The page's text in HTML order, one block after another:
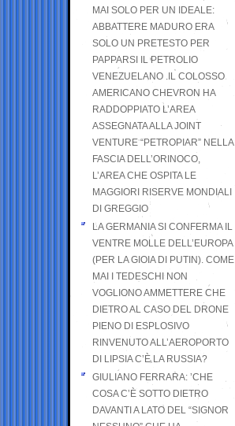
MAI SOLO PER UN IDEALE:
ABBATTERE MADURO ERA
SOLO UN PRETESTO PER
PAPPARSI IL PETROLIO
VENEZUELANO .IL COLOSSO
AMERICANO CHEVRON HA
RADDOPPIATO L’AREA
ASSEGNATA ALLA JOINT
VENTURE “PETROPIAR” NELLA
FASCIA DELL’ORINOCO,
L’AREA CHE OSPITA LE
MAGGIORI RISERVE MONDIALI
DI GREGGIO
LA GERMANIA SI CONFERMA IL
VENTRE MOLLE DELL’EUROPA
(PER LA GIOIA DI PUTIN). COME
MAI I TEDESCHI NON
VOGLIONO AMMETTERE CHE
DIETRO AL CASO DEL DRONE
PIENO DI ESPLOSIVO
RINVENUTO ALL’AEROPORTO
DI LIPSIA C’È LA RUSSIA?
GIULIANO FERRARA: ’CHE
COSA C’È SOTTO DIETRO
DAVANTI A LATO DEL “SIGNOR